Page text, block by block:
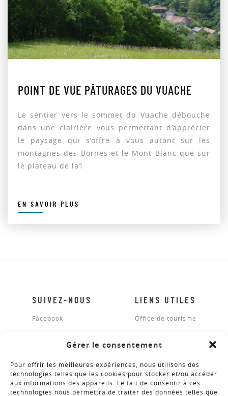
Gérer le consentement
Pour offrir les meilleures expériences, nous utilisons des
technologies telles que les cookies pour stocker et/ou accéder
aux informations des appareils. Le fait de consentir à ces
technologies nous permettra de traiter des données telles que
POINT DE VUE PÂTURAGES DU VUACHE
Le sentier vers le sommet du Vuache débouche
dans une clairière vous permettant d’apprécier
le paysage qui s’offre à vous autant sur les
montagnes des Bornes et le Mont Blanc que sur
le plateau de la1
EN SAVOIR PLUS
SUIVEZ-NOUS
Facebook
LIENS UTILES
Office de tourisme
BROCHURES